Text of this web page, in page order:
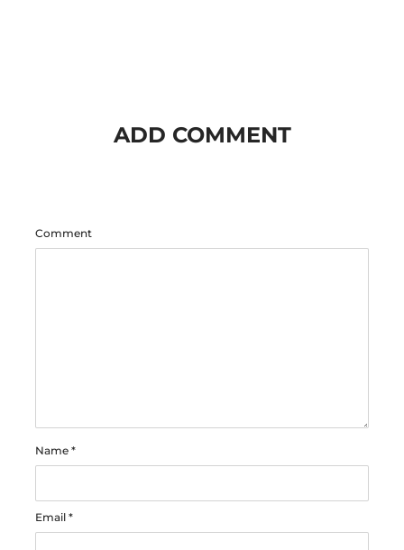
ADD COMMENT
Comment
Name *
Email *